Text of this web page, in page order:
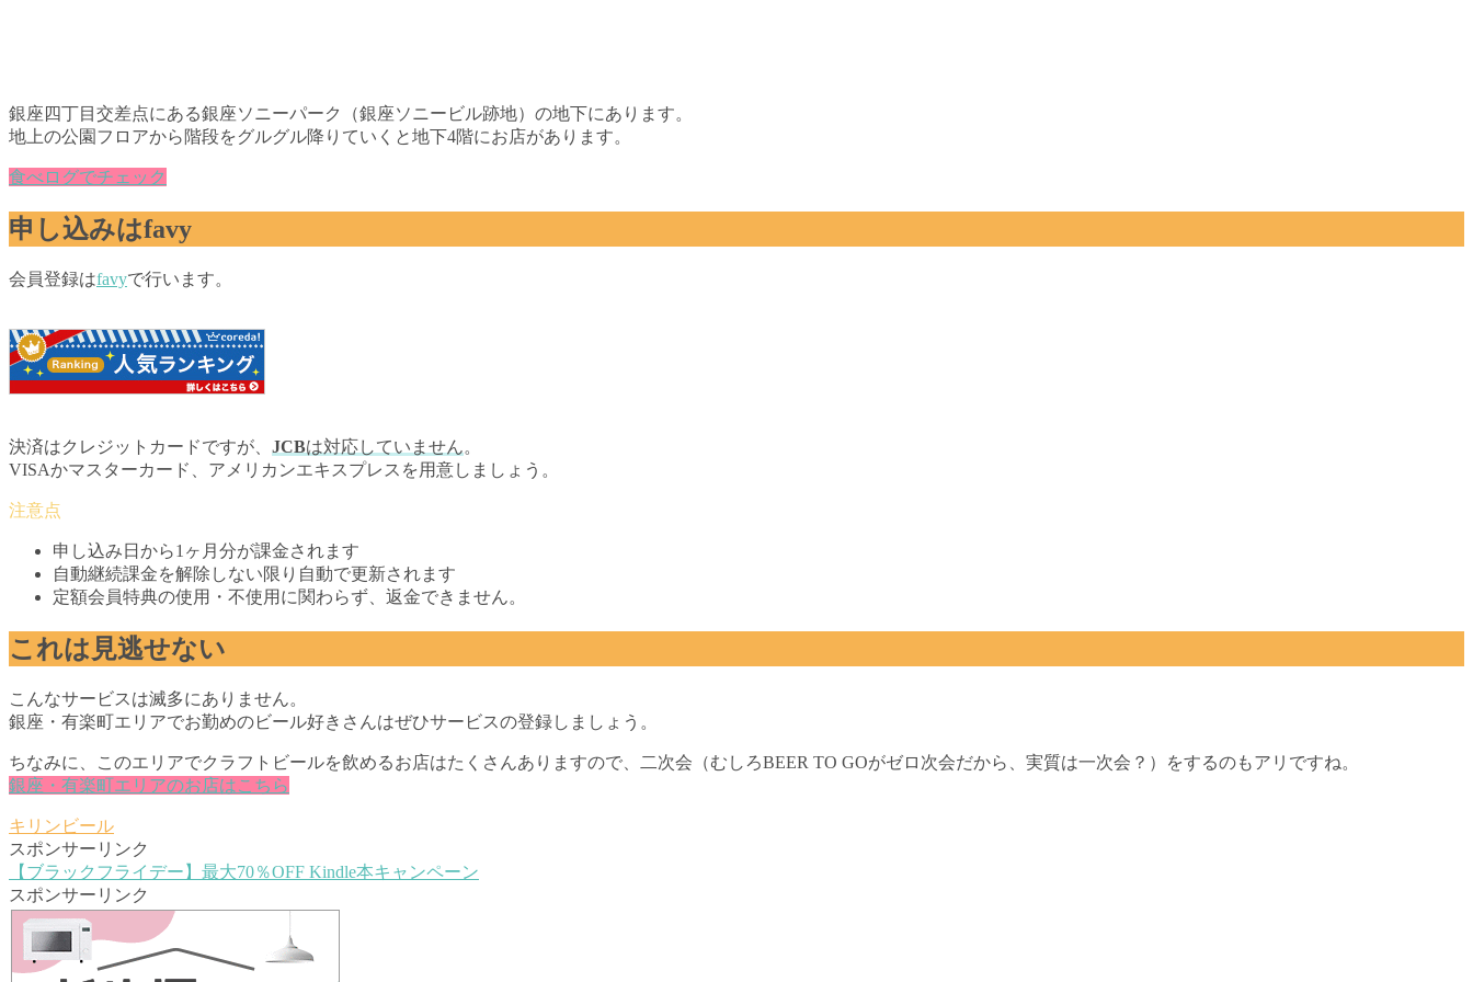
銀座四丁目交差点にある銀座ソニーパーク（銀座ソニービル跡地）の地下にあります。
地上の公園フロアから階段をグルグル降りていくと地下4階にお店があります。
食べログでチェック
申し込みはfavy
会員登録はfavyで行います。
決済はクレジットカードですが、 JCBは対応していません。
VISAかマスターカード、アメリカンエキスプレスを用意しましょう。
申し込み日から1ヶ月分が課金されます
自動継続課金を解除しない限り自動で更新されます
定額会員特典の使用・不使用に関わらず、返金できません。
これは見逃せない
こんなサービスは滅多にありません。
銀座・有楽町エリアでお勤めのビール好きさんはぜひサービスの登録しましょう。
ちなみに、このエリアでクラフトビールを飲めるお店はたくさんありますので、二次会（むしろBEER TO GOがゼロ次会だから、実質は一次会？）をするのもアリですね。
銀座・有楽町エリアのお店はこちら
キリンビール
スポンサーリンク
【ブラックフライデー】最大70％OFF Kindle本キャンペーン
スポンサーリンク